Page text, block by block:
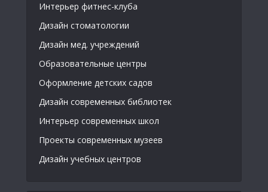
Интерьер фитнес-клуба
Дизайн стоматологии
Дизайн мед. учреждений
Образовательные центры
Оформление детских садов
Дизайн современных библиотек
Интерьер современных школ
Проекты современных музеев
Дизайн учебных центров